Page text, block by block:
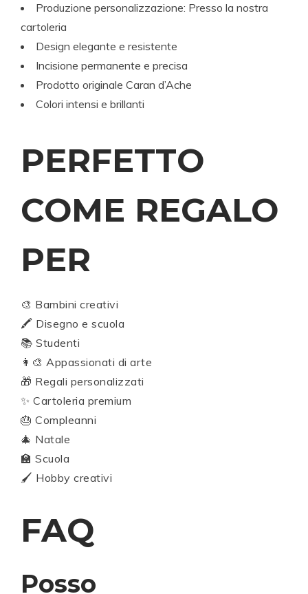
Produzione personalizzazione: Presso la nostra
cartoleria
Design elegante e resistente
Incisione permanente e precisa
Prodotto originale Caran d’Ache
Colori intensi e brillanti
PERFETTO
COME REGALO
PER
🎨 Bambini creativi
🖍️ Disegno e scuola
📚 Studenti
👩‍🎨 Appassionati di arte
🎁 Regali personalizzati
✨ Cartoleria premium
🎂 Compleanni
🎄 Natale
🏫 Scuola
🖌️ Hobby creativi
FAQ
Posso